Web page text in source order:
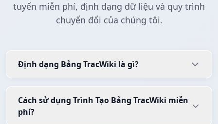
tuyến miễn phí, định dạng dữ liệu và quy trình
chuyển đổi của chúng tôi.
Định dạng Bảng TracWiki là gì?
Cách sử dụng Trình Tạo Bảng TracWiki miễn
phí?